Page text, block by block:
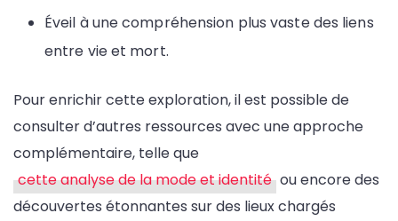
Éveil à une compréhension plus vaste des liens
entre vie et mort.
Pour enrichir cette exploration, il est possible de
consulter d’autres ressources avec une approche
complémentaire, telle que
cette analyse de la mode et identité ou encore des
découvertes étonnantes sur des lieux chargés